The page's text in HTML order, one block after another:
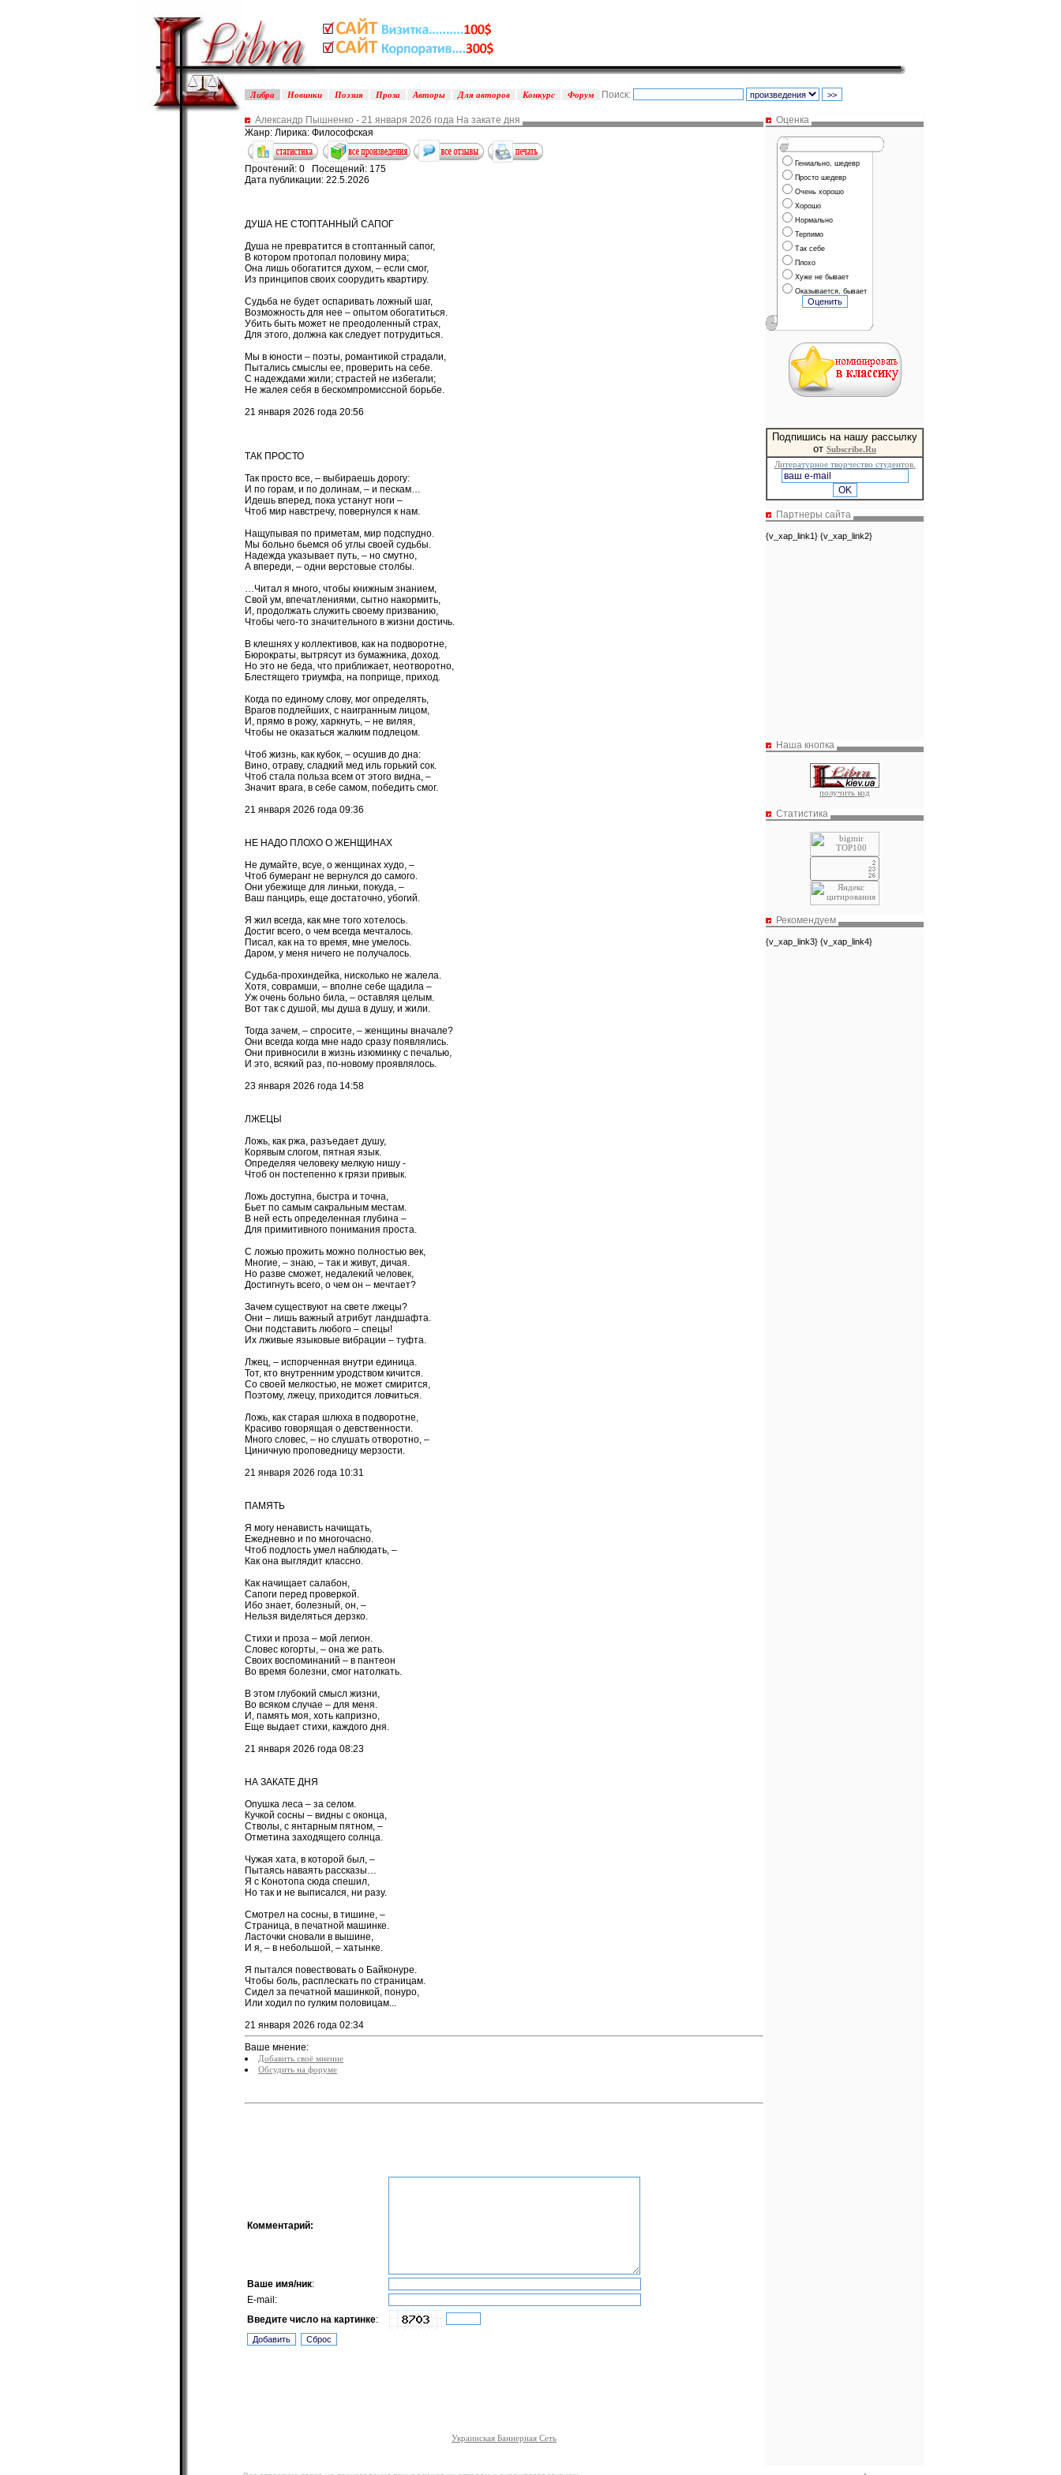
Поиск:
Либра Новинки Поэзия Проза Авторы Для авторов Конкурс Форум
Александр Пышненко - 21 января 2026 года На закате дня
Жанр: Лирика: Философская
Прочтений: 0 Посещений: 175
Дата публикации: 22.5.2026
ДУША НЕ СТОПТАННЫЙ САПОГ
Душа не превратится в стоптанный сапог,
В котором протопал половину мира;
Она лишь обогатится духом, – если смог,
Из принципов своих соорудить квартиру.
Судьба не будет оспаривать ложный шаг,
Возможность для нее – опытом обогатиться.
Убить быть может не преодоленный страх,
Для этого, должна как следует потрудиться.
Мы в юности – поэты, романтикой страдали,
Пытались смыслы ее, проверить на себе.
С надеждами жили; страстей не избегали;
Не жалея себя в бескомпромиссной борьбе.
21 января 2026 года 20:56
ТАК ПРОСТО
Так просто все, – выбираешь дорогу:
И по горам, и по долинам, – и пескам…
Идешь вперед, пока устанут ноги –
Чтоб мир навстречу, повернулся к нам.
Нащупывая по приметам, мир подспудно.
Мы больно бьемся об углы своей судьбы.
Надежда указывает путь, – но смутно,
А впереди, – одни верстовые столбы.
…Читал я много, чтобы книжным знанием,
Свой ум, впечатлениями, сытно накормить,
И, продолжать служить своему призванию,
Чтобы чего-то значительного в жизни достичь.
В клешнях у коллективов, как на подворотне,
Бюрократы, вытрясут из бумажника, доход.
Но это не беда, что приближает, неотворотно,
Блестящего триумфа, на поприще, приход.
Когда по единому слову, мог определять,
Врагов подлейших, с наигранным лицом,
И, прямо в рожу, харкнуть, – не виляя,
Чтобы не оказаться жалким подлецом.
Чтоб жизнь, как кубок, – осушив до дна:
Вино, отраву, сладкий мед иль горький сок.
Чтоб стала польза всем от этого видна, –
Значит врага, в себе самом, победить смог.
21 января 2026 года 09:36
НЕ НАДО ПЛОХО О ЖЕНЩИНАХ
Не думайте, всуе, о женщинах худо, –
Чтоб бумеранг не вернулся до самого.
Они убежище для линьки, покуда, –
Ваш панцирь, еще достаточно, убогий.
Я жил всегда, как мне того хотелось.
Достиг всего, о чем всегда мечталось.
Писал, как на то время, мне умелось.
Даром, у меня ничего не получалось.
Судьба-прохиндейка, нисколько не жалела.
Хотя, соврамши, – вполне себе щадила –
Уж очень больно била, – оставляя целым.
Вот так с душой, мы душа в душу, и жили.
Тогда зачем, – спросите, – женщины вначале?
Они всегда когда мне надо сразу появлялись.
Они привносили в жизнь изюминку с печалью,
И это, всякий раз, по-новому проявлялось.
23 января 2026 года 14:58
ЛЖЕЦЫ
Ложь, как ржа, разъедает душу,
Корявым слогом, пятная язык.
Определяя человеку мелкую нишу -
Чтоб он постепенно к грязи привык.
Ложь доступна, быстра и точна,
Бьет по самым сакральным местам.
В ней есть определенная глубина –
Для примитивного понимания проста.
С ложью прожить можно полностью век,
Многие, – знаю, – так и живут, дичая.
Но разве сможет, недалекий человек,
Достигнуть всего, о чем он – мечтает?
Зачем существуют на свете лжецы?
Они – лишь важный атрибут ландшафта.
Они подставить любого – спецы!
Их лживые языковые вибрации – туфта.
Лжец, – испорченная внутри единица.
Тот, кто внутренним уродством кичится.
Со своей мелкостью, не может смирится,
Поэтому, лжецу, приходится ловчиться.
Ложь, как старая шлюха в подворотне,
Красиво говорящая о девственности.
Много словес, – но слушать отворотно, –
Циничную проповедницу мерзости.
21 января 2026 года 10:31
ПАМЯТЬ
Я могу ненависть начищать,
Ежедневно и по многочасно.
Чтоб подлость умел наблюдать, –
Как она выглядит классно.
Как начищает салабон,
Сапоги перед проверкой.
Ибо знает, болезный, он, –
Нельзя виделяться дерзко.
Стихи и проза – мой легион.
Словес когорты, – она же рать.
Своих воспоминаний – в пантеон
Во время болезни, смог натолкать.
В этом глубокий смысл жизни,
Во всяком случае – для меня.
И, память моя, хоть капризно,
Еще выдает стихи, каждого дня.
21 января 2026 года 08:23
НА ЗАКАТЕ ДНЯ
Опушка леса – за селом.
Кучкой сосны – видны с оконца,
Стволы, с янтарным пятном, –
Отметина заходящего солнца.
Чужая хата, в которой был, –
Пытаясь наваять рассказы…
Я с Конотопа сюда спешил,
Но так и не выписался, ни разу.
Смотрел на сосны, в тишине, –
Страница, в печатной машинке.
Ласточки сновали в вышине,
И я, – в небольшой, – хатынке.
Я пытался повествовать о Байконуре.
Чтобы боль, расплескать по страницам.
Сидел за печатной машинкой, понуро,
Или ходил по гулким половицам...
21 января 2026 года 02:34
Ваше мнение:
Добавить своё мнение
Обсудить на форуме
Комментарий:
Ваше имя/ник:
E-mail:
Введите число на картинке:
Украинская Баннерная Сеть
Оценка
Гениально, шедевр
Просто шедевр
Очень хорошо
Хорошо
Нормально
Терпимо
Так себе
Плохо
Хуже не бывает
Оказывается, бывает
Подпишись на нашу рассылку
от Subscribe.Ru
Литературное творчество студентов.
Партнеры сайта
{v_xap_link1} {v_xap_link2}
Наша кнопка
получить код
Статистика
Рекомендуем
{v_xap_link3} {v_xap_link4}